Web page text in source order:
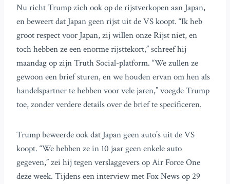
Nu richt Trump zich ook op de rijstverkopen aan Japan,
en beweert dat Japan geen rijst uit de VS koopt. “Ik heb
groot respect voor Japan, zij willen onze Rijst niet, en
toch hebben ze een enorme rijsttekort,” schreef hij
maandag op zijn Truth Social-platform. “We zullen ze
gewoon een brief sturen, en we houden ervan om hen als
handelspartner te hebben voor vele jaren,” voegde Trump
toe, zonder verdere details over de brief te specificeren.
Trump beweerde ook dat Japan geen auto’s uit de VS
koopt. “We hebben ze in 10 jaar geen enkele auto
gegeven,” zei hij tegen verslaggevers op Air Force One
deze week. Tijdens een interview met Fox News op 29